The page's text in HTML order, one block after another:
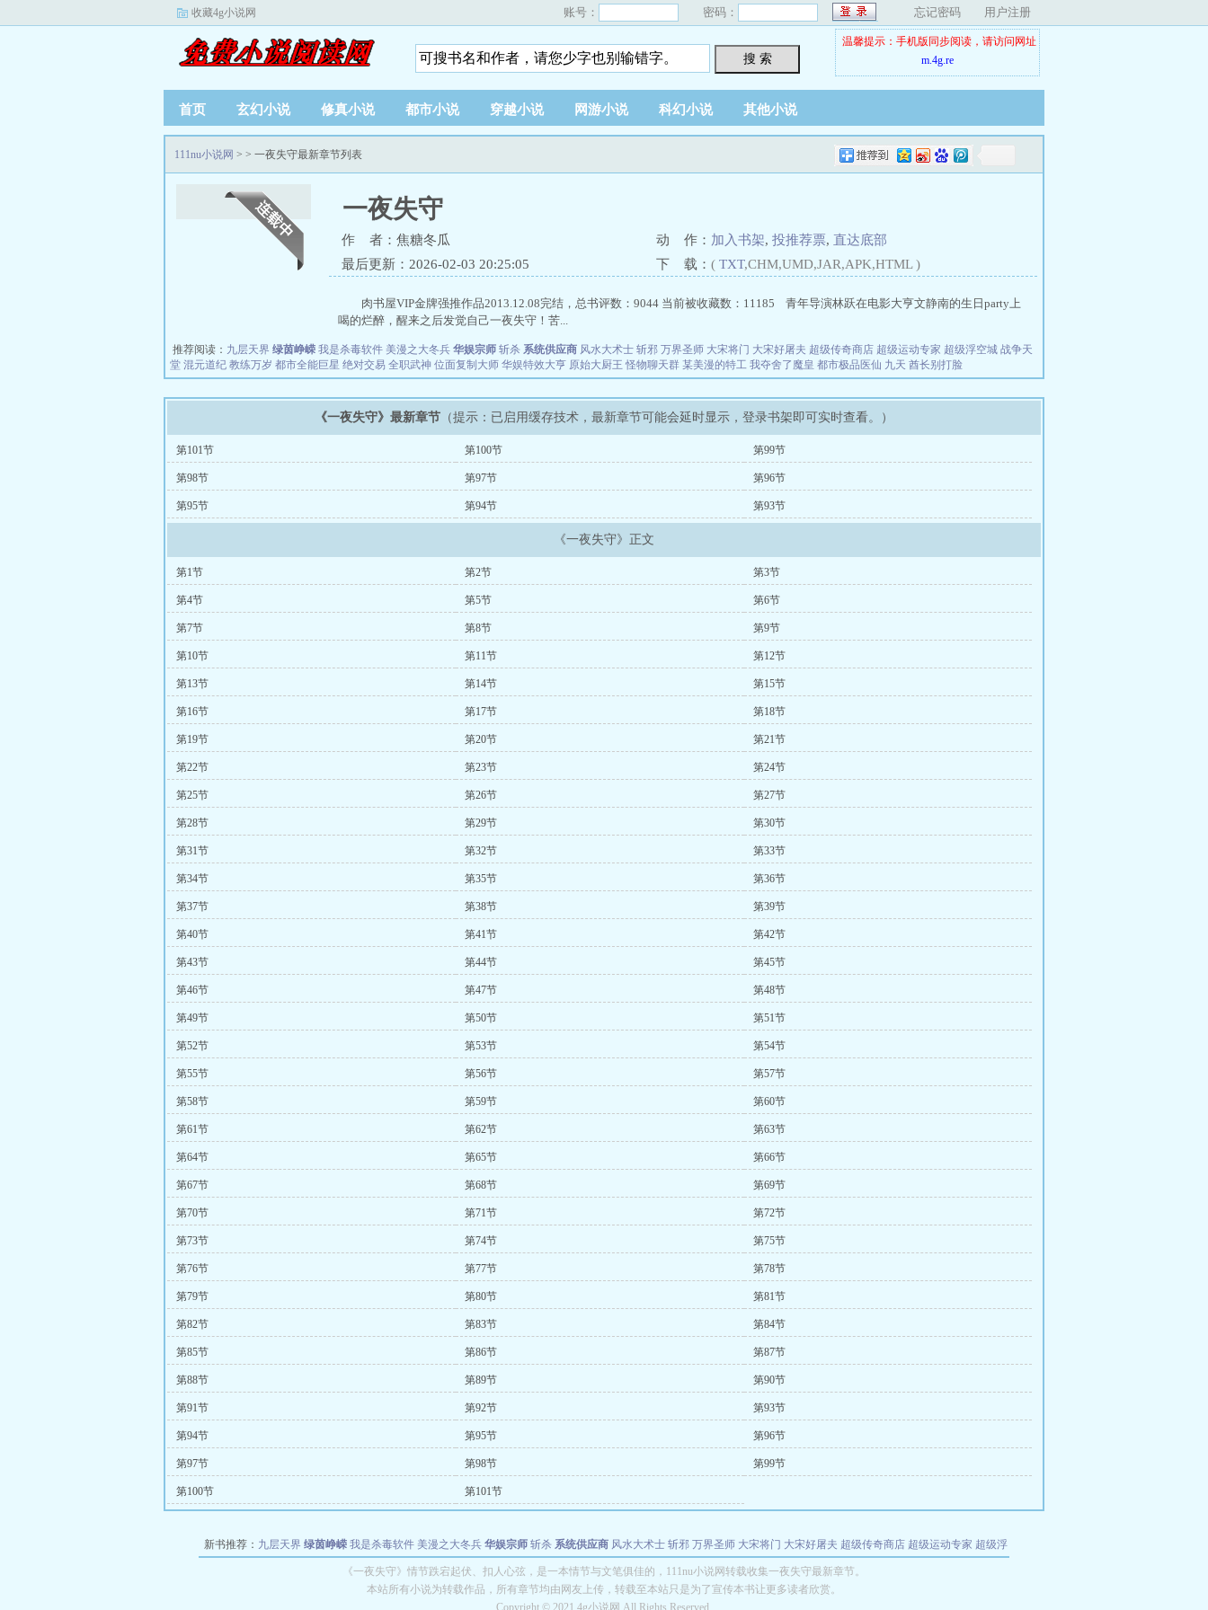
收藏4g小说网 账号： 密码： 忘记密码 用户注册
搜 索
温馨提示：手机版同步阅读，请访问网址
m.4g.re
首页 玄幻小说 修真小说 都市小说 穿越小说 网游小说 科幻小说 其他小说
111nu小说网 > > 一夜失守最新章节列表
一夜失守
作 者：焦糖冬瓜 动 作： 加入书架, 投推荐票, 直达底部
最后更新：2026-02-03 20:25:05
下 载： ( TXT,CHM,UMD,JAR,APK,HTML )
肉书屋VIP金牌强推作品2013.12.08完结，总书评数：9044 当前被收藏数：11185 青年导演林跃在电影大亨文静南的生日party上
喝的烂醉，醒来之后发觉自己一夜失守！苦...
推荐阅读： 九层天界 绿茵峥嵘 我是杀毒软件 美漫之大冬兵 华娱宗师 斩杀 系统供应商 风水大术士 斩邪 万界圣师 大宋将门 大宋好屠夫 超级传奇商店 超级运动专家 超级浮空城 战争天
堂 混元道纪 教练万岁 都市全能巨星 绝对交易 全职武神 位面复制大师 华娱特效大亨 原始大厨王 怪物聊天群 某美漫的特工 我夺舍了魔皇 都市极品医仙 九天 酋长别打脸
《一夜失守》最新章节 （提示：已启用缓存技术，最新章节可能会延时显示，登录书架即可实时查看。）
第101节 第100节 第99节
第98节 第97节 第96节
第95节 第94节 第93节
《一夜失守》正文
第1节 第2节 第3节
第4节 第5节 第6节
第7节 第8节 第9节
第10节 第11节 第12节
第13节 第14节 第15节
第16节 第17节 第18节
第19节 第20节 第21节
第22节 第23节 第24节
第25节 第26节 第27节
第28节 第29节 第30节
第31节 第32节 第33节
第34节 第35节 第36节
第37节 第38节 第39节
第40节 第41节 第42节
第43节 第44节 第45节
第46节 第47节 第48节
第49节 第50节 第51节
第52节 第53节 第54节
第55节 第56节 第57节
第58节 第59节 第60节
第61节 第62节 第63节
第64节 第65节 第66节
第67节 第68节 第69节
第70节 第71节 第72节
第73节 第74节 第75节
第76节 第77节 第78节
第79节 第80节 第81节
第82节 第83节 第84节
第85节 第86节 第87节
第88节 第89节 第90节
第91节 第92节 第93节
第94节 第95节 第96节
第97节 第98节 第99节
第100节 第101节
新书推荐： 九层天界 绿茵峥嵘 我是杀毒软件 美漫之大冬兵 华娱宗师 斩杀 系统供应商 风水大术士 斩邪 万界圣师 大宋将门 大宋好屠夫 超级传奇商店 超级运动专家 超级浮
教练万岁 都市全能巨星 绝对交易 全职武神 位面复制大师 华娱特效大亨 原始大厨王 怪物聊天群 某美漫的特工 我夺舍了魔皇
长别打脸
《一夜失守》情节跌宕起伏、扣人心弦，是一本情节与文笔俱佳的，111nu小说网转载收集一夜失守最新章节。
本站所有小说为转载作品，所有章节均由网友上传，转载至本站只是为了宣传本书让更多读者欣赏。
Copyright © 2021 4g小说网 All Rights Reserved.